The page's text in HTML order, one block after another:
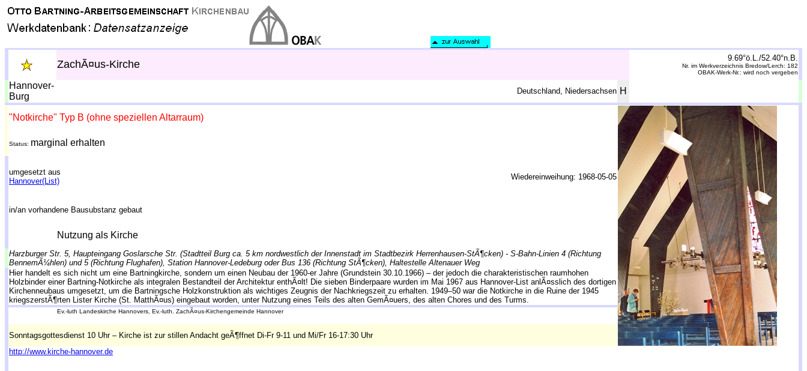
ZachÃ¤us-Kirche
9.69°ö.L./52.40°n.B.
Nr. im Werkverzeichnis Bredow/Lerch: 182
OBAK-Werk-Nr.: wird noch vergeben
Hannover-
Burg
Deutschland, Niedersachsen H
"Notkirche" Typ B (ohne speziellen Altarraum)
Status: marginal erhalten
umgesetzt aus
Hannover(List)
Wiedereinweihung: 1968-05-05
in/an vorhandene Bausubstanz gebaut
Nutzung als Kirche
Harzburger Str. 5, Haupteingang Goslarsche Str. (Stadtteil Burg ca. 5 km nordwestlich der Innenstadt im Stadtbezirk Herrenhausen-StÃ¶cken) - S-Bahn-Linien 4 (Richtung
BennemÃ¼hlen) und 5 (Richtung Flughafen), Station Hannover-Ledeburg oder Bus 136 (Richtung StÃ¶cken), Haltestelle Altenauer Weg
Hier handelt es sich nicht um eine Bartningkirche, sondern um einen Neubau der 1960-er Jahre (Grundstein 30.10.1966) – der jedoch die charakteristischen raumhohen
Holzbinder einer Bartning-Notkirche als integralen Bestandteil der Architektur enthÃ¤lt! Die sieben Binderpaare wurden im Mai 1967 aus Hannover-List anlÃ¤sslich des dortigen
Kirchenneubaus umgesetzt, um die Bartningsche Holzkonstruktion als wichtiges Zeugnis der Nachkriegszeit zu erhalten. 1949–50 war die Notkirche in die Ruine der 1945
kriegszerstÃ¶rten Lister Kirche (St. MatthÃ¤us) eingebaut worden, unter Nutzung eines Teils des alten GemÃ¤uers, des alten Chores und des Turms.
Ev.-luth Landeskirche Hannovers, Ev.-luth. ZachÃ¤us-Kirchengemeinde Hannover
Sonntagsgottesdienst 10 Uhr – Kirche ist zur stillen Andacht geÃ¶ffnet Di-Fr 9-11 und Mi/Fr 16-17:30 Uhr
http://www.kirche-hannover.de